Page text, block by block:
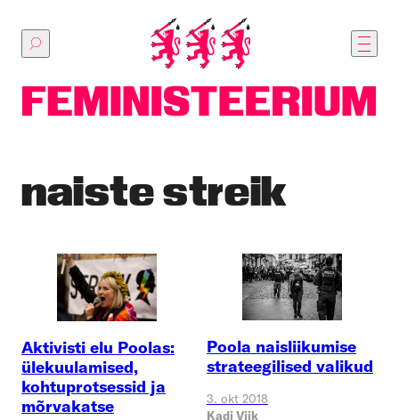
sisu
juurde
naiste streik
Aktivisti elu Poolas:
ülekuulamised,
kohtuprotsessid ja
mõrvakatse
Poola naisliikumise
strateegilised valikud
3. okt 2018
Kadi Viik